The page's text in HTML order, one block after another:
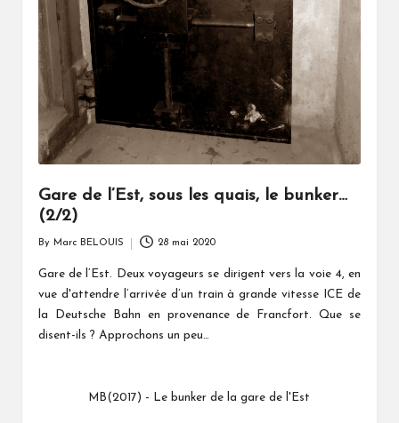
Gare de l’Est, sous les quais, le bunker…
(2/2)
by
By Marc BELOUIS 28 mai 2020
Gare de l’Est. Deux voyageurs se dirigent vers la voie 4, en
vue d'attendre l’arrivée d’un train à grande vitesse ICE de
la Deutsche Bahn en provenance de Francfort. Que se
disent-ils ? Approchons un peu…
MB(2017) - Le bunker de la gare de l'Est